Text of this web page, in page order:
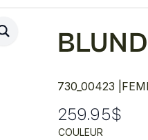
730_00423 |
259.95$
COULEUR